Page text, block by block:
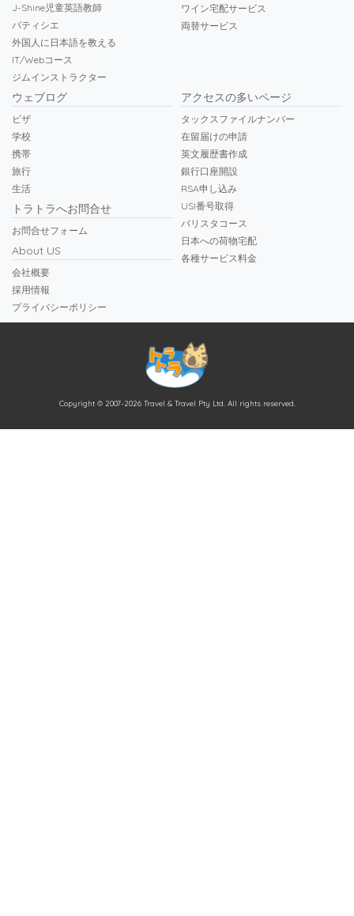
J-Shine児童英語教師
パティシエ
外国人に日本語を教える
IT/Webコース
ジムインストラクター
ワイン宅配サービス
両替サービス
ウェブログ
ビザ
学校
携帯
旅行
生活
トラトラへお問合せ
お問合せフォーム
About US
会社概要
採用情報
プライバシーポリシー
アクセスの多いページ
タックスファイルナンバー
在留届けの申請
英文履歴書作成
銀行口座開設
RSA申し込み
USI番号取得
バリスタコース
日本への荷物宅配
各種サービス料金
Copyright © 2007-2026 Travel & Travel Pty Ltd. All rights reserved.